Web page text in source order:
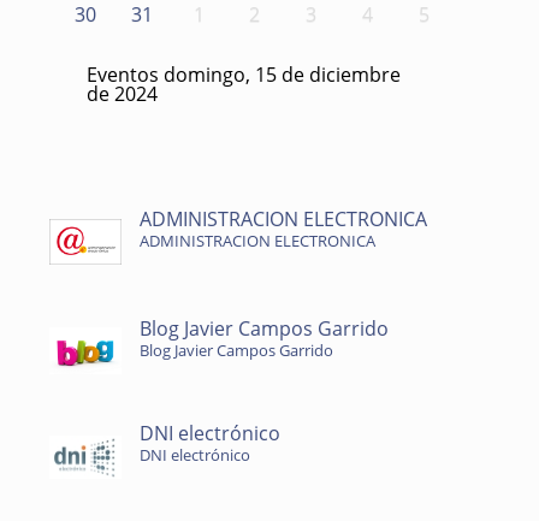
30
31 1 2 3 4 5
Eventos domingo, 15 de diciembre
de 2024
ADMINISTRACION ELECTRONICA
ADMINISTRACION ELECTRONICA
Blog Javier Campos Garrido
Blog Javier Campos Garrido
DNI electrónico
DNI electrónico